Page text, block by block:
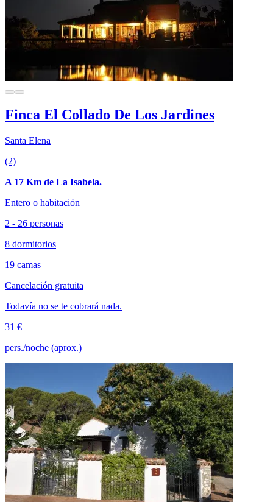
Finca El Collado De Los Jardines
Santa Elena
(2)
A 17 Km de La Isabela.
Entero o habitación
2 - 26 personas
8 dormitorios
19 camas
Cancelación gratuita
Todavía no se te cobrará nada.
31 €
pers./noche (aprox.)